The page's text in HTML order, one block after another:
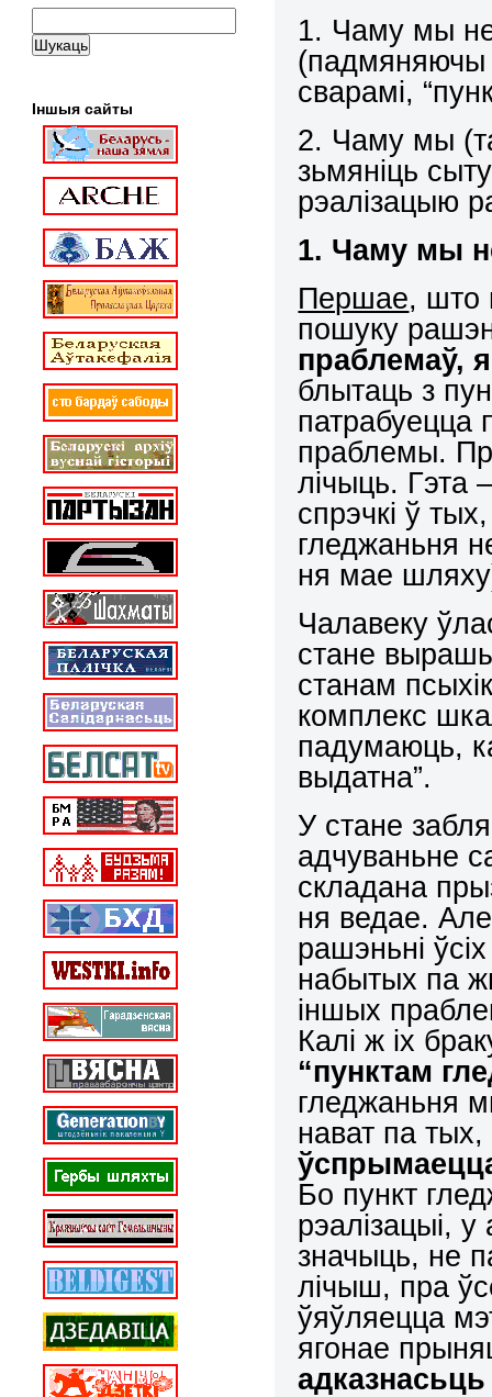
1. Чаму мы
(падмяняючы
сварамі,
2. Чаму мы
зьмяніць
рэалізацыю
1. Чаму мы
Першае, што
пошуку
праблемаў,
блытаць з
праблемы.
лічыць. Гэта
спрэчкі ў
гледжаньня
ня мае
Чалавеку
стане
станам
комплекс
падумаюць,
выдатна”.
У стане
адчуваньне
складана
ня ведае.
рашэньні
набытых па
іншых
Калі ж іх
“пунктам
гледжаньня
нават па тых,
Бо пункт
рэалізацыі,
значыць, не
лічыш, пра
ўяўляецца
ягонае
адказнасьць
Іншыя сайты